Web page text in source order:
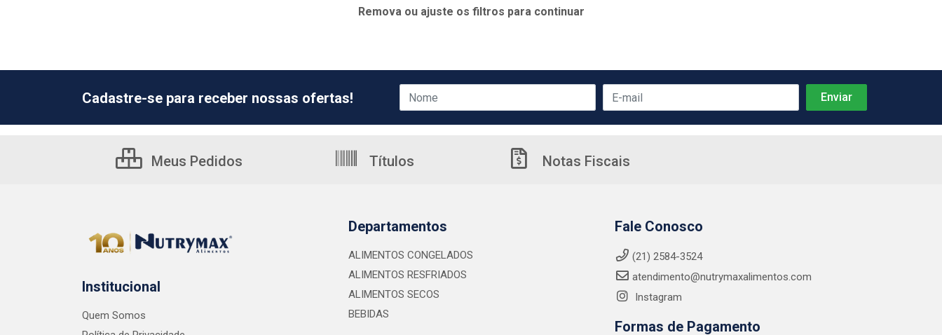
Remova ou ajuste os filtros para continuar
Cadastre-se para receber nossas ofertas!
Meus Pedidos Títulos Notas Fiscais
Institucional
Quem Somos
Departamentos
ALIMENTOS CONGELADOS
ALIMENTOS RESFRIADOS
ALIMENTOS SECOS
BEBIDAS
Fale Conosco
(21) 2584-3524
atendimento@nutrymaxalimentos.com
Instagram
Formas de Pagamento